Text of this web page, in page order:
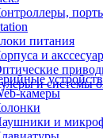
питания
и
и системы
камеры
и